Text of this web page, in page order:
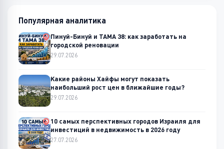
Популярная аналитика
Пинуй-Бинуй и ТАМА 38: как заработать на
городской реновации
29.07.2026
Какие районы Хайфы могут показать
наибольший рост цен в ближайшие годы?
29.07.2026
10 самых перспективных городов Израиля для
инвестиций в недвижимость в 2026 году
27.07.2026